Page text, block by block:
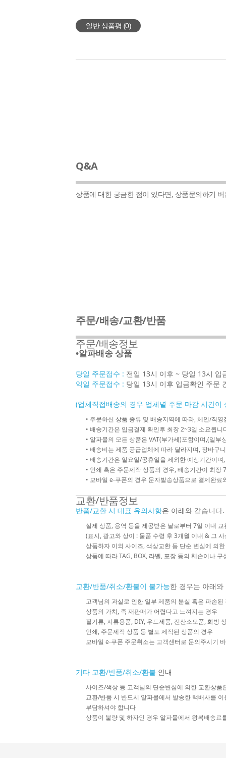
일반 상품평 (0)
Q&A
상품에 대한 궁금한 점이 있다면, 상품문의하기
주문/배송/교환/반품
주문/배송정보
•알파배송 상품
당일 주문접수 : 전일 13시 이후 ~ 당일 13시 입
익일 주문접수 : 당일 13시 이후 입금확인 주문
(업체직접배송의 경우 업체별 주문 마감 시간이
• 주문하신 상품 종류 및 배송지역에 따라, 체인/직
• 배송기간은 입금결제 확인후 최장 2~3일 소요됩
• 알파몰의 모든 상품은 VAT(부가세)포함이며,(일
• 배송비는 제품 공급업체에 따라 달라지며, 장바구
• 배송기간은 일요일/공휴일을 제외한 예상기간이
• 인쇄 혹은 주문제작 상품의 경우, 배송기간이 최장
• 모바일 e-쿠폰의 경우 문자발송상품으로 결제완
교환/반품정보
반품/교환 시 대표 유의사항은 아래와 같습니다.
실제 상품, 용역 등을 제공받은 날로부터 7일 이내
(표시, 광고와 상이 : 물품 수령 후 3개월 이내 & 그
상품하자 이외 사이즈, 색상교환 등 단순 변심에 의
상품에 따라 TAG, BOX, 라벨, 포장 등의 훼손이나
교환/반품/취소/환불이 불가능한 경우는 아래와
고객님의 과실로 인한 일부 제품의 분실 혹은 파손된
상품의 가치, 즉 재판매가 어렵다고 느껴지는 경우
필기류, 지류용품, DIY, 우드제품, 전산소모품, 화방
인쇄, 주문제작 상품 등 별도 제작된 상품의 경우
모바일 e-쿠폰 주문취소는 고객센터로 문의주시기
기타 교환/반품/취소/환불 안내
사이즈/색상 등 고객님의 단순변심에 의한 교환상
교환/반품 시 반드시 알파몰에서 발송한 택배사를
부담하셔야 합니다
상품이 불량 및 하자인 경우 알파몰에서 왕복배송료